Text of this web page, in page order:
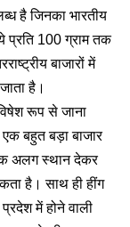
है जिनका भारतीय
प्रति 100 ग्राम तक
बाजारों में
है।
रूप से जाना
बहुत बड़ा बाजार
अलग स्थान देकर
है। साथ ही हींग
में होने वाली